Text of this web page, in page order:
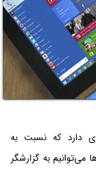
دارد که نسبت به
به گزارشگر